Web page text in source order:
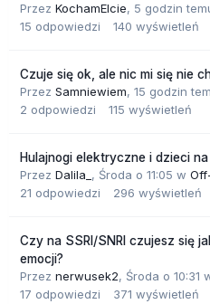
Przez KochamElcie, 5 godzin
15 odpowiedzi 140 wyświetleń
Czuje się ok, ale nic mi się nie
Przez Samniewiem, 15 godzin
2 odpowiedzi 115 wyświetleń
Hulajnogi elektryczne i dzieci
Przez Dalila_ , Środa o 11:05 w
21 odpowiedzi 296 wyświetleń
Czy na SSRI/SNRI czujesz się
emocji?
Przez nerwusek2, Środa o 10:31
17 odpowiedzi 371 wyświetleń